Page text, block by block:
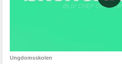
Ungdomsskolen